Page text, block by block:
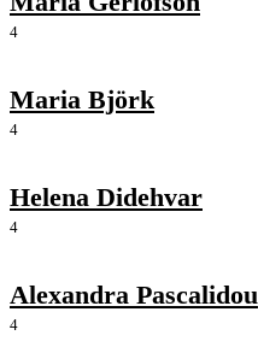
4
Maria Björk
4
Helena Didehvar
4
Alexandra Pascalidou
4